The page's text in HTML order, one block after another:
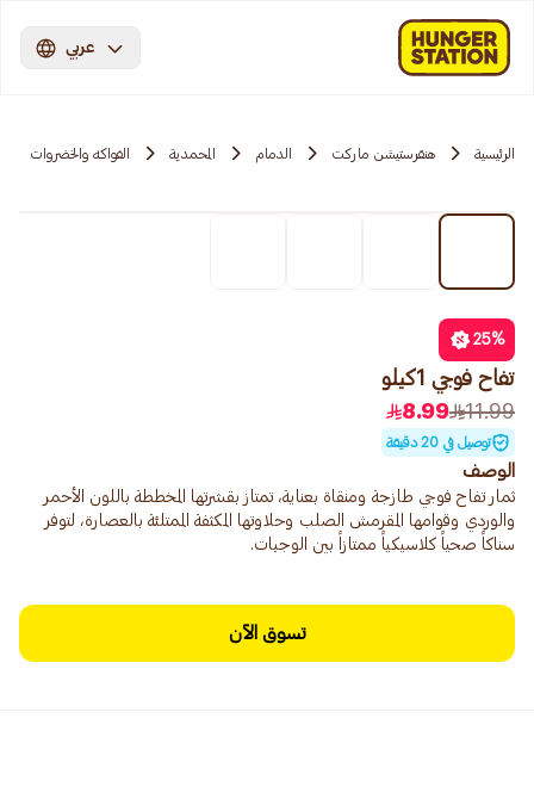
عربي
الرئيسية هنقرستيشن ماركت الدمام المحمدية الفواكه والخضروات
25%
تفاح فوجي 1كيلو
11.99
8.99
توصيل في 20 دقيقة
الوصف
ثمار تفاح فوجي طازجة ومنقاة بعناية، تمتاز بقشرتها المخططة باللون الأحمر
والوردي وقوامها المقرمش الصلب وحلاوتها المكثفة الممتلئة بالعصارة، لتوفر
سناكاً صحياً كلاسيكياً ممتازاً بين الوجبات.
تسوق الآن